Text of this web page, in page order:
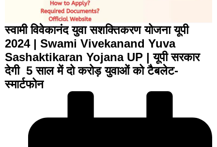
स्वामी विवेकानंद युवा सशक्तिकरण योजना यूपी
2024 | Swami Vivekanand Yuva
Sashaktikaran Yojana UP | यूपी सरकार
देगी 5 साल में दो करोड़ युवाओं को टैबलेट-
स्मार्टफोन